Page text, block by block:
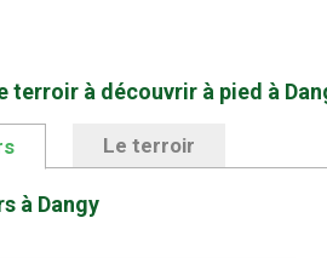
terroir à découvrir à pied à
Le terroir
à Dangy